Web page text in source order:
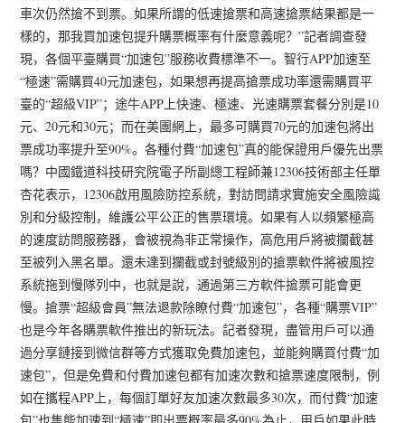
車次仍然搶不到票。如果所謂的低速搶票和高速搶票結果都是一
樣的，那我買加速包提升購票概率有什麼意義呢？”記者調查發
現，各個平臺購買“加速包”服務收費標準不一。智行APP加速至
“極速”需購買40元加速包，如果想再提高搶票成功率還需購買平
臺的“超級VIP”；途牛APP上快速、極速、光速購票套餐分別是10
元、20元和30元；而在美團網上，最多可購買70元的加速包將出
票成功率提升至90%。各種付費“加速包”真的能保證用戶優先出票
嗎？中國鐵道科技研究院電子所副總工程師兼12306技術部主任單
杏花表示，12306啟用風險防控系統，對訪問請求實施安全風險識
別和分級控制，維護公平公正的售票環境。如果有人以頻繁極高
的速度訪問服務器，會被視為非正常操作，高危用戶將被攔截甚
至被列入黑名單。還未達到攔截或封號級別的搶票軟件將被風控
系統拖到慢隊列中，也就是說，通過第三方軟件搶票可能會更
慢。搶票“超級會員”無法退款除瞭付費“加速包”，各種“購票VIP”
也是今年各購票軟件推出的新玩法。記者發現，盡管用戶可以通
過分享鏈接到微信群等方式獲取免費加速包，並能夠購買付費“加
速包”，但是免費和付費加速包都有加速次數和搶票速度限制，例
如在攜程APP上，每個訂單好友加速次數最多30次，而付費“加速
包”也隻能加速到“極速”即出票概率最多90%為止，用戶如果此時